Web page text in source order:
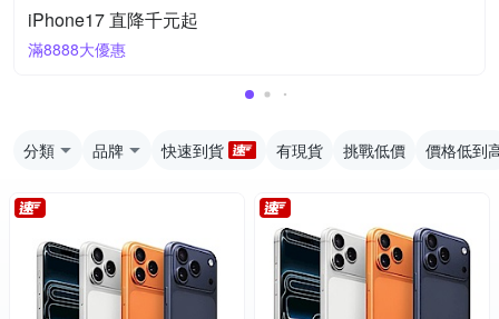
iPhone17 直降千元起
滿8888大優惠
分類 品牌 快速到貨 有現貨 挑戰低價 價格低到